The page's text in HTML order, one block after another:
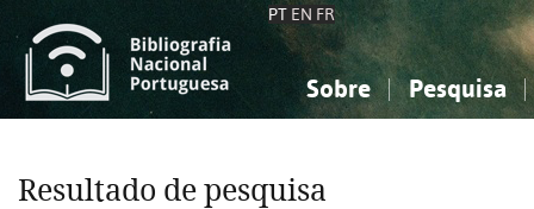
PT EN FR
Sobre Pesquisa
Ciências sociais...
Ciências sociais...
Resultado de pesquisa